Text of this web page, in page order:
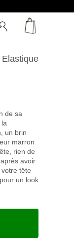
de sa
un brin
marron
rien de
avoir
tête
un look
Elastique